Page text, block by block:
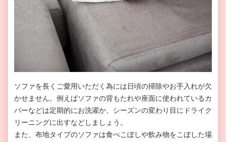
ソファを長くご愛用いただく為には日頃の掃除やお手入れが欠
かせません。例えばソファの背もたれや座面に使われているカ
バーなどは定期的にお洗濯か、シーズンの変わり目にドライク
リーニングに出すなどしましょう。
また、布地タイプのソファは食べこぼしや飲み物をこぼした場